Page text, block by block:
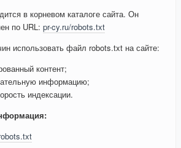
в корневом каталоге сайта. Он
по URL: pr-cy.ru/robots.txt
использовать файл robots.txt на сайте:
контент;
информацию;
индексации.